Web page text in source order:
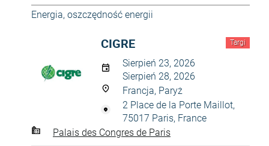
Energia, oszczędność energii
Targi
CIGRE
Sierpień 23, 2026
Sierpień 28, 2026
Francja, Paryż
2 Place de la Porte Maillot,
75017 Paris, France
Palais des Congres de Paris